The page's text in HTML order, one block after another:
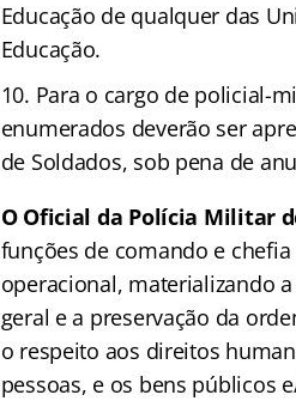
Educação de qualquer das
Educação.
Para o cargo de policial-
enumerados deverão ser
de Soldados, sob pena de
O Oficial da Polícia Militar
funções de comando e
operacional, materializando
geral e a preservação da
o respeito aos direitos
pessoas, e os bens públicos